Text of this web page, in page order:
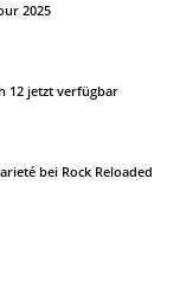
2025
12 jetzt verfügbar
bei Rock Reloaded